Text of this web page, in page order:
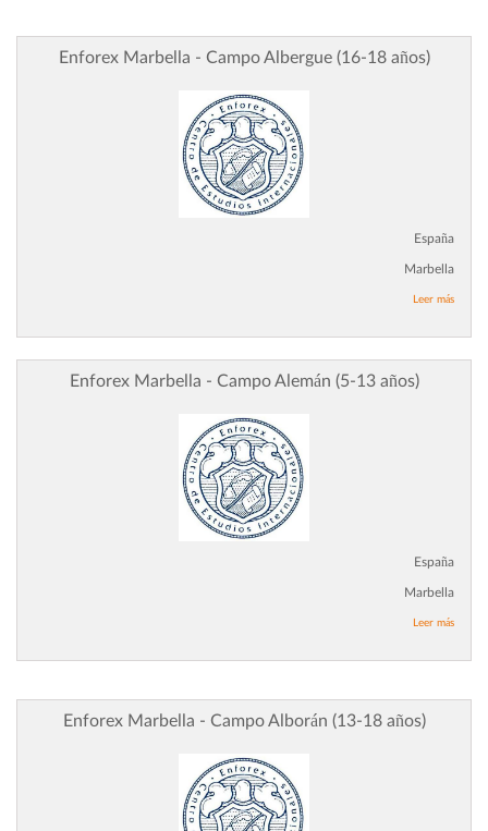
Enforex Marbella - Campo Albergue (16-18 años)
España
Marbella
Leer más
Enforex Marbella - Campo Alemán (5-13 años)
España
Marbella
Leer más
Enforex Marbella - Campo Alborán (13-18 años)